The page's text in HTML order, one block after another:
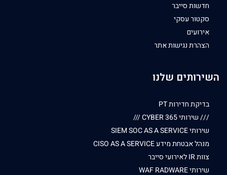
חדשות סייבר
סקטור עסקי
אירועים
הצהרת נגישות אתר
השירותים שלנו
בדיקת חדירות PT
/// שירותי CYBER 365 ///
שירותי SIEM SOC AS A SERVICE
מנהל אבטחת מידע CISO AS A SERVICE
צוות IR לאירועי סייבר
שירותי WAF RADWARE